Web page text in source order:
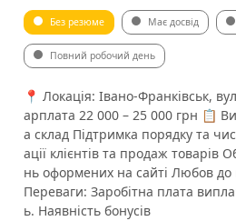
Без резюме Має досвід
Повний робочий день
📍 Локація: Івано-Франківськ,
арплата 22 000 – 25 000 грн 📋
а склад Підтримка порядку та
ації клієнтів та продаж товарів
нь оформених на сайті Любов до
Переваги: Заробітна плата
ь. Наявність бонусів